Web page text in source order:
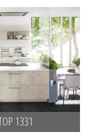
1331